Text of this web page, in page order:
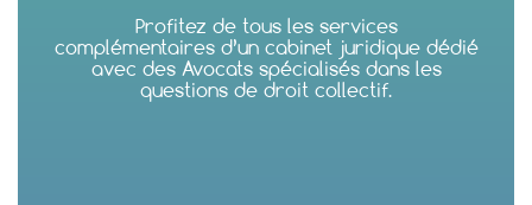
Profitez de tous les services
complémentaires d’un cabinet juridique dédié
avec des Avocats spécialisés dans les
questions de droit collectif.